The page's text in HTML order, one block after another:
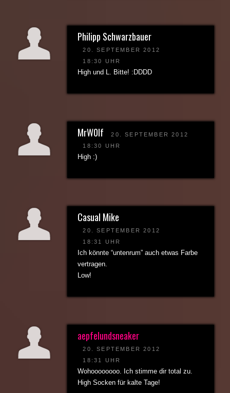
Philipp Schwarzbauer
20. SEPTEMBER 2012
18:30 UHR
High und L. Bitte! :DDDD
MrW0lf
20. SEPTEMBER 2012
18:30 UHR
High :)
Casual Mike
20. SEPTEMBER 2012
18:31 UHR
Ich könnte “untenrum” auch etwas Farbe
vertragen.
Low!
aepfelundsneaker
20. SEPTEMBER 2012
18:31 UHR
Wohoooooooo. Ich stimme dir total zu.
High Socken für kalte Tage!